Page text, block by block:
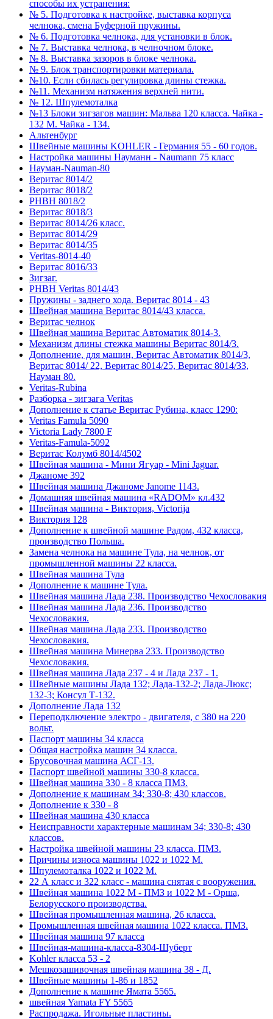
способы их устранения:
№ 5. Подготовка к настройке, выставка корпуса
челнока, смена Буферной пружины.
№ 6. Подготовка челнока, для установки в блок.
№ 7. Выставка челнока, в челночном блоке.
№ 8. Выставка зазоров в блоке челнока.
№ 9. Блок транспортировки материала.
№10. Если сбилась регулировка длины стежка.
№11. Механизм натяжения верхней нити.
№ 12. Шпулемоталка
№13 Блоки зигзагов машин: Мальва 120 класса. Чайка -
132 М. Чайка - 134.
Альтенбург
Швейные машины KOHLER - Германия 55 - 60 годов.
Настройка машины Науманн - Naumann 75 класс
Науман-Nauman-80
Веритас 8014/2
Веритас 8018/2
РНВН 8018/2
Веритас 8018/3
Веритас 8014/26 класс.
Веритас 8014/29
Веритас 8014/35
Veritas-8014-40
Веритас 8016/33
Зигзаг.
РНВН Veritas 8014/43
Пружины - заднего хода. Веритас 8014 - 43
Швейная машина Веритас 8014/43 класса.
Веритас челнок
Швейная машина Веритас Автоматик 8014-3.
Механизм длины стежка машины Веритас 8014/3.
Дополнение, для машин, Веритас Автоматик 8014/3,
Веритас 8014/ 22, Веритас 8014/25, Веритас 8014/33,
Науман 80.
Veritas-Rubina
Разборка - зигзага Veritas
Дополнение к статье Веритас Рубина, класс 1290:
Veritas Famula 5090
Victoria Lady 7800 F
Veritas-Famula-5092
Веритас Колумб 8014/4502
Швейная машина - Мини Ягуар - Mini Jaguar.
Джаноме 392
Швейная машина Джаноме Janome 1143.
Домашняя швейная машина «RADOM» кл.432
Швейная машина - Виктория, Victorija
Виктория 128
Дополнение к швейной машине Радом, 432 класса,
производство Польша.
Замена челнока на машине Тула, на челнок, от
промышленной машины 22 класса.
Швейная машина Тула
Дополнение к машине Тула.
Швейная машина Лада 238. Производство Чехословакия
Швейная машина Лада 236. Производство
Чехословакия.
Швейная машина Лада 233. Производство
Чехословакия.
Швейная машина Минерва 233. Производство
Чехословакия.
Швейная машина Лада 237 - 4 и Лада 237 - 1.
Швейные машины Лада 132; Лада-132-2; Лада-Люкс;
132-3; Консул Т-132.
Дополнение Лада 132
Переподключение электро - двигателя, с 380 на 220
вольт.
Паспорт машины 34 класса
Общая настройка машин 34 класса.
Брусовочная машина АСГ-13.
Паспорт швейной машины 330-8 класса.
Швейная машина 330 - 8 класса ПМЗ.
Дополнение к машинам 34; 330-8; 430 классов.
Дополнение к 330 - 8
Швейная машина 430 класса
Неисправности характерные машинам 34; 330-8; 430
классов.
Настройка швейной машины 23 класса. ПМЗ.
Причины износа машины 1022 и 1022 М.
Шпулемоталка 1022 и 1022 М.
22 А класс и 322 класс - машина снятая с вооружения.
Швейная машина 1022 М - ПМЗ и 1022 М - Орша,
Белорусского производства.
Швейная промышленная машина, 26 класса.
Промышленная швейная машина 1022 класса. ПМЗ.
Швейная машина 97 класса
Швейная-машина-класса-8304-Шуберт
Kohler класса 53 - 2
Мешкозашивочная швейная машина 38 - Д.
Швейные машины 1-86 и 1852
Дополнение к машине Ямата 5565.
швейная Yamata FY 5565
Распродажа. Игольные пластины.